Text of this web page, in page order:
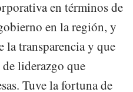
en términos de
en la región, y
transparencia y que
liderazgo que
Tuve la fortuna de